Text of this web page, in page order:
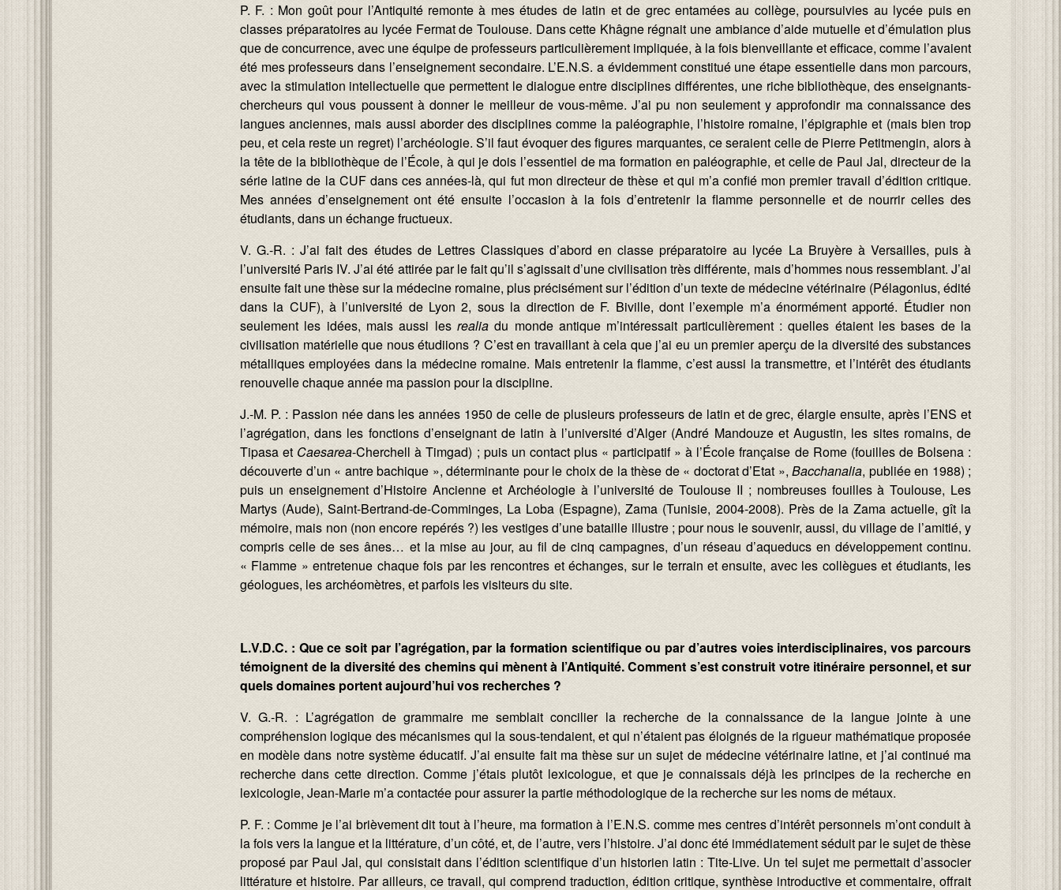
P. F. : Mon goût pour l’Antiquité remonte à mes études de latin et de grec entamées au collège, poursuivies au lycée puis en
classes préparatoires au lycée Fermat de Toulouse. Dans cette Khâgne régnait une ambiance d’aide mutuelle et d’émulation plus
que de concurrence, avec une équipe de professeurs particulièrement impliquée, à la fois bienveillante et efficace, comme l’avaient
été mes professeurs dans l’enseignement secondaire. L’E.N.S. a évidemment constitué une étape essentielle dans mon parcours,
avec la stimulation intellectuelle que permettent le dialogue entre disciplines différentes, une riche bibliothèque, des enseignants-
chercheurs qui vous poussent à donner le meilleur de vous-même. J’ai pu non seulement y approfondir ma connaissance des
langues anciennes, mais aussi aborder des disciplines comme la paléographie, l’histoire romaine, l’épigraphie et (mais bien trop
peu, et cela reste un regret) l’archéologie. S’il faut évoquer des figures marquantes, ce seraient celle de Pierre Petitmengin, alors à
la tête de la bibliothèque de l’École, à qui je dois l’essentiel de ma formation en paléographie, et celle de Paul Jal, directeur de la
série latine de la CUF dans ces années-là, qui fut mon directeur de thèse et qui m’a confié mon premier travail d’édition critique.
Mes années d’enseignement ont été ensuite l’occasion à la fois d’entretenir la flamme personnelle et de nourrir celles des
étudiants, dans un échange fructueux.
V. G.-R. : J’ai fait des études de Lettres Classiques d’abord en classe préparatoire au lycée La Bruyère à Versailles, puis à
l’université Paris IV. J’ai été attirée par le fait qu’il s’agissait d’une civilisation très différente, mais d’hommes nous ressemblant. J’ai
ensuite fait une thèse sur la médecine romaine, plus précisément sur l’édition d’un texte de médecine vétérinaire (Pélagonius, édité
dans la CUF), à l’université de Lyon 2, sous la direction de F. Biville, dont l’exemple m’a énormément apporté. Étudier non
seulement les idées, mais aussi lesrealia du monde antique m’intéressait particulièrement : quelles étaient les bases de la
civilisation matérielle que nous étudiions ? C’est en travaillant à cela que j’ai eu un premier aperçu de la diversité des substances
métalliques employées dans la médecine romaine. Mais entretenir la flamme, c’est aussi la transmettre, et l’intérêt des étudiants
renouvelle chaque année ma passion pour la discipline.
J.-M. P. : Passion née dans les années 1950 de celle de plusieurs professeurs de latin et de grec, élargie ensuite, après l’ENS et
l’agrégation, dans les fonctions d’enseignant de latin à l’université d’Alger (André Mandouze et Augustin, les sites romains, de
Tipasa et Caesarea-Cherchell à Timgad) ; puis un contact plus « participatif » à l’École française de Rome (fouilles de Bolsena :
découverte d’un « antre bachique », déterminante pour le choix de la thèse de « doctorat d’Etat »,Bacchanalia, publiée en 1988) ;
puis un enseignement d’Histoire Ancienne et Archéologie à l’université de Toulouse II ; nombreuses fouilles à Toulouse, Les
Martys (Aude), Saint-Bertrand-de-Comminges, La Loba (Espagne), Zama (Tunisie, 2004-2008). Près de la Zama actuelle, gît la
mémoire, mais non (non encore repérés ?) les vestiges d’une bataille illustre ; pour nous le souvenir, aussi, du village de l’amitié, y
compris celle de ses ânes… et la mise au jour, au fil de cinq campagnes, d’un réseau d’aqueducs en développement continu.
« Flamme » entretenue chaque fois par les rencontres et échanges, sur le terrain et ensuite, avec les collègues et étudiants, les
géologues, les archéomètres, et parfois les visiteurs du site.
L.V.D.C. : Que ce soit par l’agrégation, par la formation scientifique ou par d’autres voies interdisciplinaires, vos parcours
témoignent de la diversité des chemins qui mènent à l’Antiquité. Comment s’est construit votre itinéraire personnel, et sur
quels domaines portent aujourd’hui vos recherches ?
V. G.-R. : L’agrégation de grammaire me semblait concilier la recherche de la connaissance de la langue jointe à une
compréhension logique des mécanismes qui la sous-tendaient, et qui n’étaient pas éloignés de la rigueur mathématique proposée
en modèle dans notre système éducatif. J’ai ensuite fait ma thèse sur un sujet de médecine vétérinaire latine, et j’ai continué ma
recherche dans cette direction. Comme j’étais plutôt lexicologue, et que je connaissais déjà les principes de la recherche en
lexicologie, Jean-Marie m’a contactée pour assurer la partie méthodologique de la recherche sur les noms de métaux.
P. F. : Comme je l’ai brièvement dit tout à l’heure, ma formation à l’E.N.S. comme mes centres d’intérêt personnels m’ont conduit à
la fois vers la langue et la littérature, d’un côté, et, de l’autre, vers l’histoire. J’ai donc été immédiatement séduit par le sujet de thèse
proposé par Paul Jal, qui consistait dans l’édition scientifique d’un historien latin : Tite-Live. Un tel sujet me permettait d’associer
littérature et histoire. Par ailleurs, ce travail, qui comprend traduction, édition critique, synthèse introductive et commentaire, offrait